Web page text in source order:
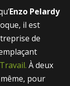
Enzo Pelardy
il est
de
À deux
pour